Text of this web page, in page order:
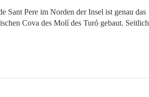
Sant Pere im Norden der Insel ist genau das
Cova des Molí des Turó gebaut. Seitlich